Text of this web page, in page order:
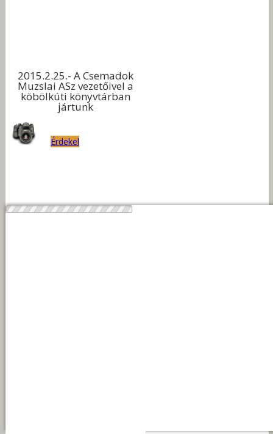
2015.2.25.- A Csemadok
Muzslai ASz vezetőivel a
köbölkúti könyvtárban
jártunk
Érdekel